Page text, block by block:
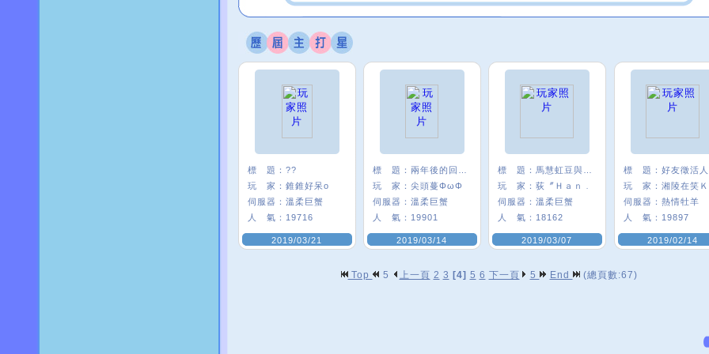
標 題： ??
玩 家： 錐錐好呆o
伺服器： 溫柔巨蟹
人 氣： 19716
2019/03/21
標 題：
玩 家： 尖頭蔓ΦωΦ
伺服器： 溫柔巨蟹
人 氣： 19901
2019/03/14
標 題：
玩 家： 荻〞Ｈａｎ﹒
伺服器： 溫柔巨蟹
人 氣： 18162
2019/03/07
標 題： 好友徵活
玩 家：
伺服器： 熱情牡羊
人 氣： 19897
2019/02/14
Top 5 上一頁 2 3 [4] 5 6 下一頁 5 End (總頁數:67)